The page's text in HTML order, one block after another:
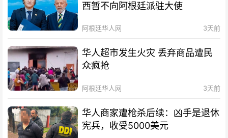
西暂不向阿根廷派驻大使
阿根廷华人网 3天前
华人超市发生火灾 丢弃商品遭民
众疯抢
阿根廷华人网 3天前
华人商家遭枪杀后续：凶手是退休
宪兵，收受5000美元